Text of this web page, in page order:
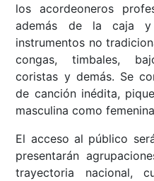
los acordeoneros
además de la caja
instrumentos no
congas, timbales,
coristas y demás. Se
de canción inédita,
masculina como
El acceso al público
presentarán
trayectoria nacional,